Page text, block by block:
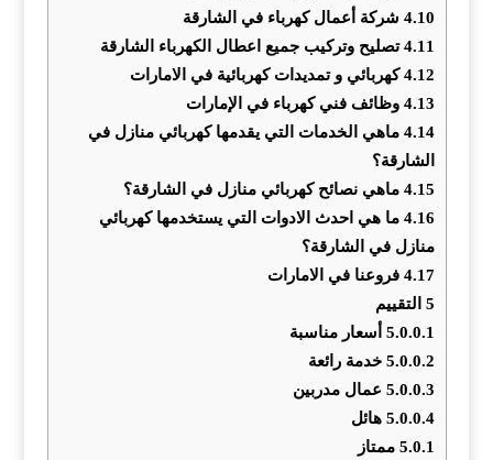
4.10 شركة أعمال كهرباء في الشارقة
4.11تصليح وتركيب جميع اعطال الكهرباء الشارقة
4.12كهربائي و تمديدات كهربائية في الامارات
4.13 وظائف فني كهرباء في الإمارات
4.14 ماهي الخدمات التي يقدمها كهربائي منازل في
الشارقة؟
4.15 ماهي نصائح كهربائي منازل في الشارقة؟
4.16 ما هي احدث الادوات التي يستخدمها كهربائي
منازل في الشارقة؟
4.17 فروعنا في الامارات
5 التقييم
5.0.0.1 أسعار مناسبة
5.0.0.2 خدمة رائعة
5.0.0.3 عمال مدربين
5.0.0.4 هائل
5.0.1 ممتاز